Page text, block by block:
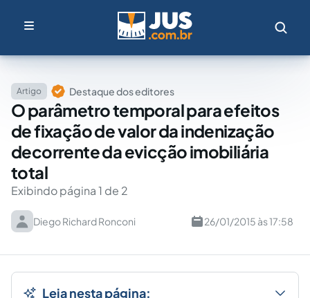
Artigo Destaque dos editores
O parâmetro temporal para efeitos
de fixação de valor da indenização
decorrente da evicção imobiliária
total
Exibindo página 1 de 2
Diego Richard Ronconi 26/01/2015 às 17:58
Leia nesta página: